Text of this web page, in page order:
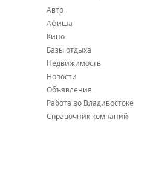
Авто
Афиша
Кино
Базы отдыха
Недвижимость
Новости
Объявления
Работа во Владивостоке
Справочник компаний